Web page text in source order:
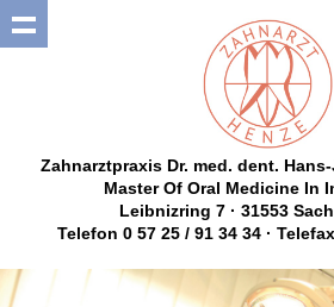
Zahnarztpraxis Dr. med. dent.
Master Of Oral Medicine In
Leibnizring 7 · 31553
Telefon 0 57 25 / 91 34 34 ·